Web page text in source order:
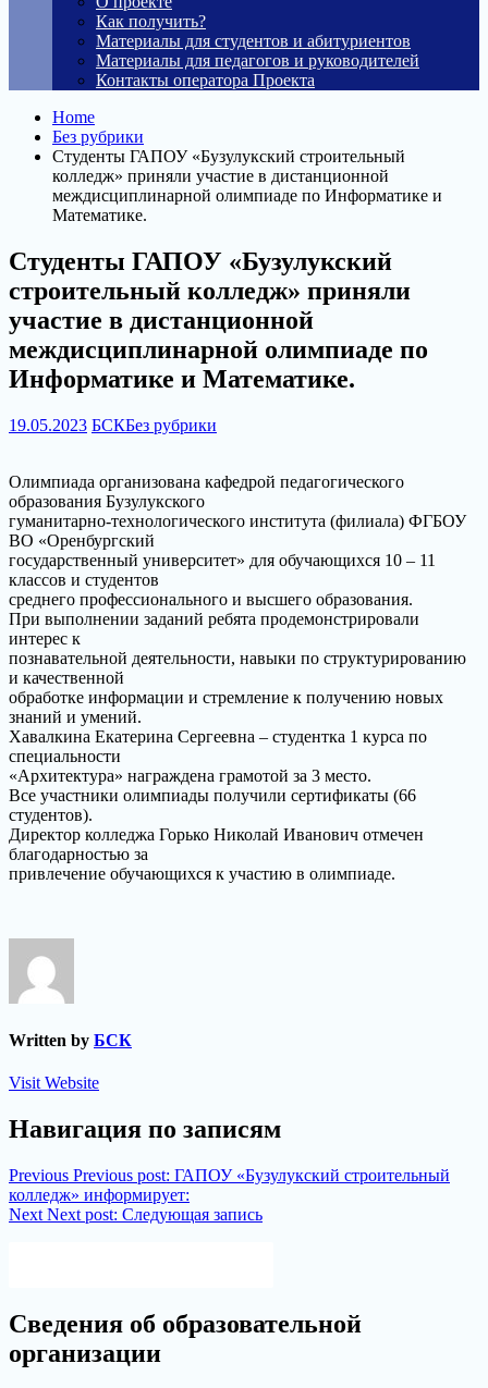
Как получить?
Материалы для студентов и абитуриентов
Материалы для педагогов и руководителей
Контакты оператора Проекта
Home
Без рубрики
Студенты ГАПОУ «Бузулукский строительный
колледж» приняли участие в дистанционной
междисциплинарной олимпиаде по Информатике и
Математике.
Студенты ГАПОУ «Бузулукский
строительный колледж» приняли
участие в дистанционной
междисциплинарной олимпиаде по
Информатике и Математике.
19.05.2023 БСКБез рубрики
Олимпиада организована кафедрой педагогического
образования Бузулукского
гуманитарно-технологического института (филиала) ФГБОУ
ВО «Оренбургский
государственный университет» для обучающихся 10 – 11
классов и студентов
среднего профессионального и высшего образования.
При выполнении заданий ребята продемонстрировали
интерес к
познавательной деятельности, навыки по структурированию
и качественной
обработке информации и стремление к получению новых
знаний и умений.
Хавалкина Екатерина Сергеевна – студентка 1 курса по
специальности
«Архитектура» награждена грамотой за 3 место.
Все участники олимпиады получили сертификаты (66
студентов).
Директор колледжа Горько Николай Иванович отмечен
благодарностью за
привлечение обучающихся к участию в олимпиаде.
Written by БСК
Visit Website
Навигация по записям
Previous Previous post: ГАПОУ «Бузулукский строительный
колледж» информирует:
Next Next post: Следующая запись
Сведения об образовательной
организации